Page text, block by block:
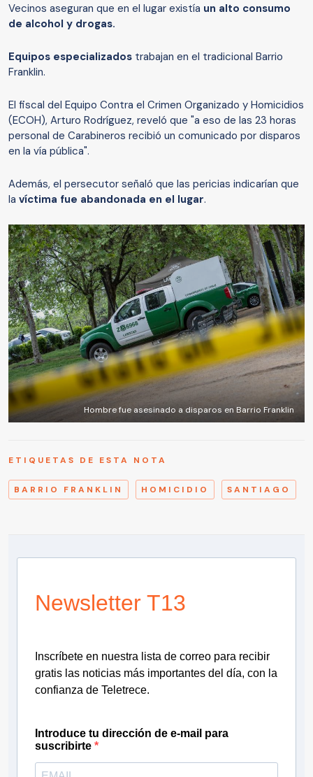
Vecinos aseguran que en el lugar existía un alto consumo
de alcohol y drogas.
Equipos especializados trabajan en el tradicional Barrio
Franklin.
El fiscal del Equipo Contra el Crimen Organizado y Homicidios
(ECOH), Arturo Rodríguez, reveló que "a eso de las 23 horas
personal de Carabineros recibió un comunicado por disparos
en la vía pública".
Además, el persecutor señaló que las pericias indicarían que
la víctima fue abandonada en el lugar.
Hombre fue asesinado a disparos en Barrio Franklin
ETIQUETAS DE ESTA NOTA
BARRIO FRANKLIN HOMICIDIO SANTIAGO
Newsletter T13
Inscríbete en nuestra lista de correo para recibir
gratis las noticias más importantes del día, con la
confianza de Teletrece.
Introduce tu dirección de e-mail para
suscribirte